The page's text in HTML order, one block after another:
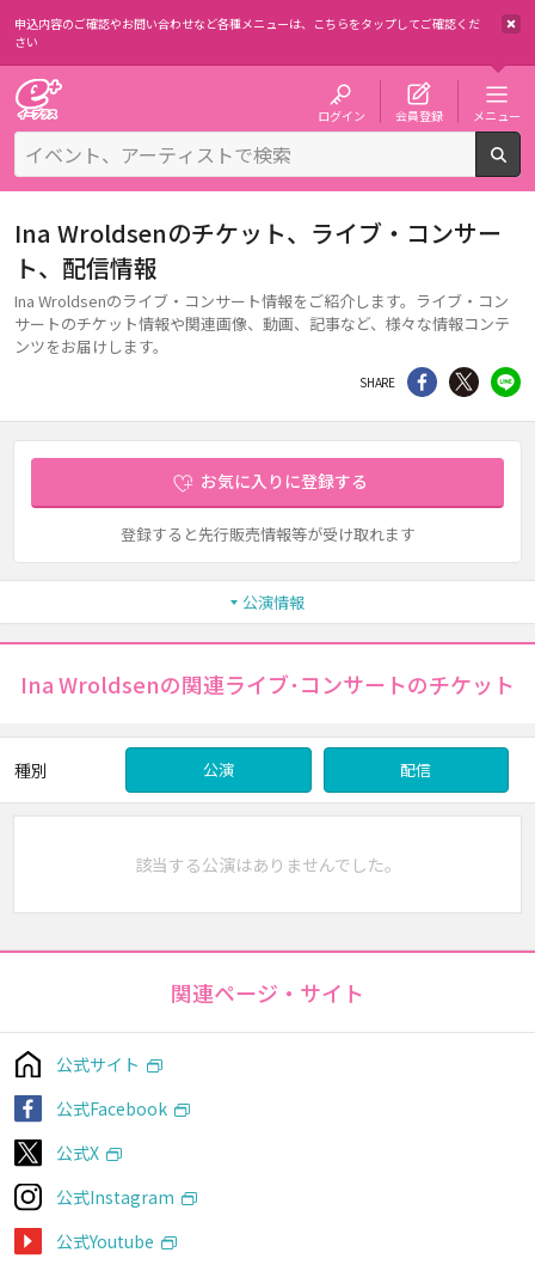
申込内容のご確認やお問い合わせなど各種メニューは、 こちらをタップしてご確認くだ
さい
ログイン 会員登録 メニュー
Ina Wroldsenのチケット、ライブ・コンサー
ト、配信情報
Ina Wroldsenのライブ・コンサート情報をご紹介します。ライブ・コン
サートのチケット情報や関連画像、動画、記事など、様々な情報コンテ
ンツをお届けします。
SHARE シェア Twitter
お気に入りに登録する
登録すると先行販売情報等が受け取れます
公演情報
Ina Wroldsenの関連ライブ･コンサートのチケット
種別 公演 配信
該当する公演はありませんでした。
関連ページ・サイト
公式サイト
公式Facebook
公式X
公式Instagram
公式Youtube